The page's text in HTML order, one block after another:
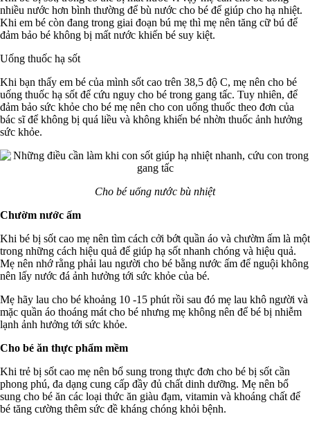
nhiều nước hơn bình thường để bù nước cho bé để giúp cho hạ nhiệt.
Khi em bé còn đang trong giai đoạn bú mẹ thì mẹ nên tăng cữ bú để
đảm bảo bé không bị mất nước khiến bé suy kiệt.
Uống thuốc hạ sốt
Khi bạn thấy em bé của mình sốt cao trên 38,5 độ C, mẹ nên cho bé
uống thuốc hạ sốt để cứu nguy cho bé trong gang tấc. Tuy nhiên, để
đảm bảo sức khỏe cho bé mẹ nên cho con uống thuốc theo đơn của
bác sĩ để không bị quá liều và không khiến bé nhờn thuốc ảnh hưởng
sức khỏe.
Cho bé uống nước bù nhiệt
Chườm nước ấm
Khi bé bị sốt cao mẹ nên tìm cách cởi bớt quần áo và chườm ấm là một
trong những cách hiệu quả để giúp hạ sốt nhanh chóng và hiệu quả.
Mẹ nên nhớ rằng phải lau người cho bé bằng nước ấm để nguội không
nên lấy nước đá ảnh hưởng tới sức khỏe của bé.
Mẹ hãy lau cho bé khoảng 10 -15 phút rồi sau đó mẹ lau khô người và
mặc quần áo thoáng mát cho bé nhưng mẹ không nên để bé bị nhiễm
lạnh ảnh hưởng tới sức khỏe.
Cho bé ăn thực phẩm mềm
Khi trẻ bị sốt cao mẹ nên bổ sung trong thực đơn cho bé bị sốt cần
phong phú, đa dạng cung cấp đầy đủ chất dinh dưỡng. Mẹ nên bổ
sung cho bé ăn các loại thức ăn giàu đạm, vitamin và khoáng chất để
bé tăng cường thêm sức đề kháng chóng khỏi bệnh.